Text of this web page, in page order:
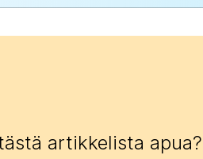
artikkelista apua?